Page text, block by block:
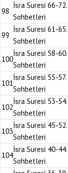
98
İsra Suresi 66-
Sohbetleri
99
İsra Suresi 61-
Sohbetleri
100
İsra Suresi 58-
Sohbetleri
101
İsra Suresi 55-
Sohbetleri
102
İsra Suresi 53-
Sohbetleri
103
İsra Suresi 45-
Sohbetleri
104
İsra Suresi 40-
Sohbetleri